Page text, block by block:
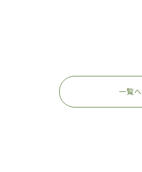
一覧へ